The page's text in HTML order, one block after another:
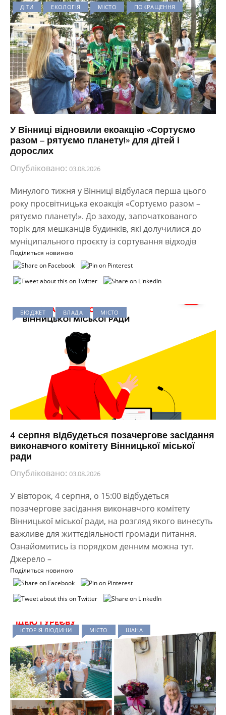
ДІТИ ЕКОЛОГІЯ МІСТО ПОКРАЩЕННЯ
У Вінниці відновили екоакцію «Сортуємо
разом – рятуємо планету!» для дітей і
дорослих
Опубліковано: 03.08.2026
Минулого тижня у Вінниці відбулася перша цього
року просвітницька екоакція «Сортуємо разом –
рятуємо планету!». До заходу, започаткованого
торік для мешканців будинків, які долучилися до
муніципального проєкту із сортування відходів
Поділиться новиною
БЮДЖЕТ ВЛАДА МІСТО
4 серпня відбудеться позачергове засідання
виконавчого комітету Вінницької міської
ради
Опубліковано: 03.08.2026
У вівторок, 4 серпня, о 15:00 відбудеться
позачергове засідання виконавчого комітету
Вінницької міської ради, на розгляд якого винесуть
важливе для життєдіяльності громади питання.
Ознайомитись із порядком денним можна тут.
Джерело –
Поділиться новиною
ІСТОРІЯ ЛЮДИНИ МІСТО ШАНА